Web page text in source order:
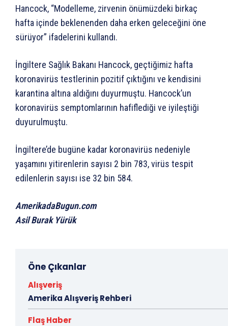
Hancock, “Modelleme, zirvenin önümüzdeki birkaç
hafta içinde beklenenden daha erken geleceğini öne
sürüyor” ifadelerini kullandı.
İngiltere Sağlık Bakanı Hancock, geçtiğimiz hafta
koronavirüs testlerinin pozitif çıktığını ve kendisini
karantina altına aldığını duyurmuştu. Hancock’un
koronavirüs semptomlarının hafiflediği ve iyileştiği
duyurulmuştu.
İngiltere’de bugüne kadar koronavirüs nedeniyle
yaşamını yitirenlerin sayısı 2 bin 783, virüs tespit
edilenlerin sayısı ise 32 bin 584.
AmerikadaBugun.com
Asil Burak Yürük
Öne Çıkanlar
Alışveriş
Amerika Alışveriş Rehberi
Flaş Haber